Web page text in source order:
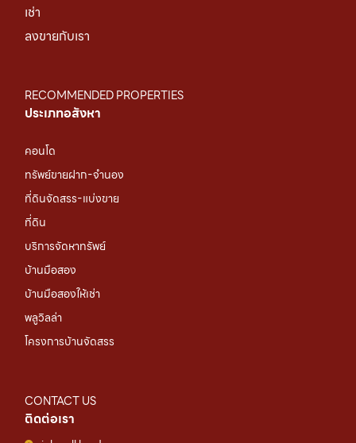
เช่า
ลงขายกับเรา
RECOMMENDED PROPERTIES
ประเภทอสังหา
คอนโด
ทรัพย์ขายฝาก-จำนอง
ที่ดินจัดสรร-แบ่งขาย
ที่ดิน
บริการจัดหาทรัพย์
บ้านมือสอง
บ้านมือสองให้เช่า
พลูวิลล่า
โครงการบ้านจัดสรร
CONTACT US
ติดต่อเรา